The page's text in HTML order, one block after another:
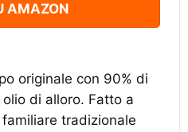
AMAZON
originale con 90% di
di alloro. Fatto a
tradizionale